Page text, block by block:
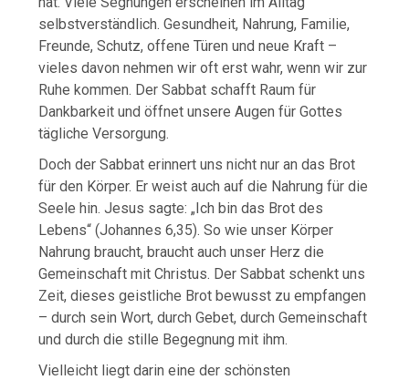
selbstverständlich. Gesundheit, Nahrung, Familie,
Freunde, Schutz, offene Türen und neue Kraft –
vieles davon nehmen wir oft erst wahr, wenn wir zur
Ruhe kommen. Der Sabbat schafft Raum für
Dankbarkeit und öffnet unsere Augen für Gottes
tägliche Versorgung.
Doch der Sabbat erinnert uns nicht nur an das Brot
für den Körper. Er weist auch auf die Nahrung für die
Seele hin. Jesus sagte: „Ich bin das Brot des
Lebens“ (Johannes 6,35). So wie unser Körper
Nahrung braucht, braucht auch unser Herz die
Gemeinschaft mit Christus. Der Sabbat schenkt uns
Zeit, dieses geistliche Brot bewusst zu empfangen
– durch sein Wort, durch Gebet, durch Gemeinschaft
und durch die stille Begegnung mit ihm.
Vielleicht liegt darin eine der schönsten